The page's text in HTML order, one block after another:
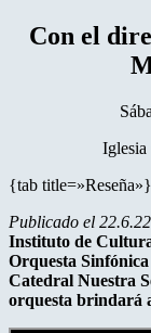
Con el
Iglesia
{tab title=»Reseña»}
Publicado el 22.6.22
Instituto de
Orquesta
Catedral Nuestra
orquesta brindará